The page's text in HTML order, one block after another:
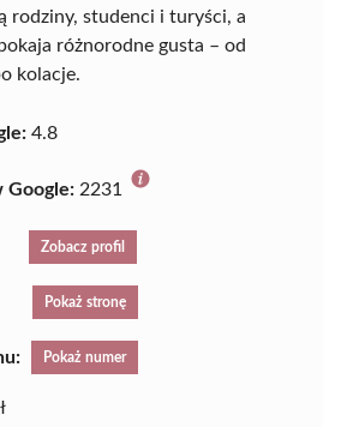
rodziny, studenci i turyści, a
różnorodne gusta – od
kolacje.
4.8
Google: 2231
Zobacz profil
Pokaż stronę
Pokaż numer